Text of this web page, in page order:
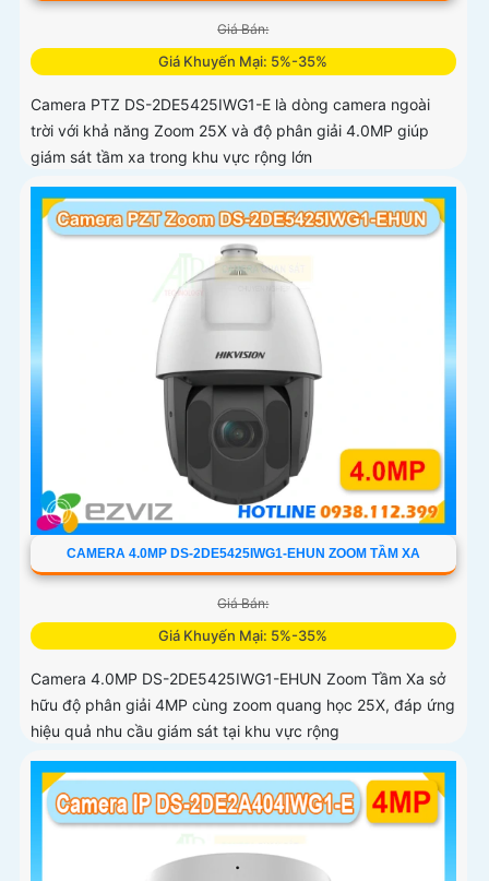
Giá Bán:
Giá Khuyến Mại: 5%-35%
Camera PTZ DS-2DE5425IWG1-E là dòng camera ngoài
trời với khả năng Zoom 25X và độ phân giải 4.0MP giúp
giám sát tầm xa trong khu vực rộng lớn
CAMERA 4.0MP DS-2DE5425IWG1-EHUN ZOOM TẦM XA
Giá Bán:
Giá Khuyến Mại: 5%-35%
Camera 4.0MP DS-2DE5425IWG1-EHUN Zoom Tầm Xa sở
hữu độ phân giải 4MP cùng zoom quang học 25X, đáp ứng
hiệu quả nhu cầu giám sát tại khu vực rộng